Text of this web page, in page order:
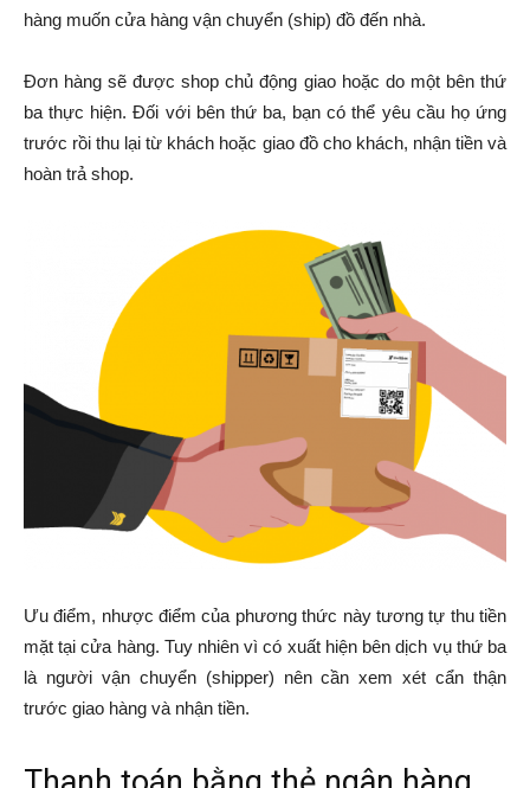
hàng muốn cửa hàng vận chuyển (ship) đồ đến nhà.
Đơn hàng sẽ được shop chủ động giao hoặc do một bên thứ
ba thực hiện. Đối với bên thứ ba, bạn có thể yêu cầu họ ứng
trước rồi thu lại từ khách hoặc giao đồ cho khách, nhận tiền và
hoàn trả shop.
Ưu điểm, nhược điểm của phương thức này tương tự thu tiền
mặt tại cửa hàng. Tuy nhiên vì có xuất hiện bên dịch vụ thứ ba
là người vận chuyển (shipper) nên cần xem xét cẩn thận
trước giao hàng và nhận tiền.